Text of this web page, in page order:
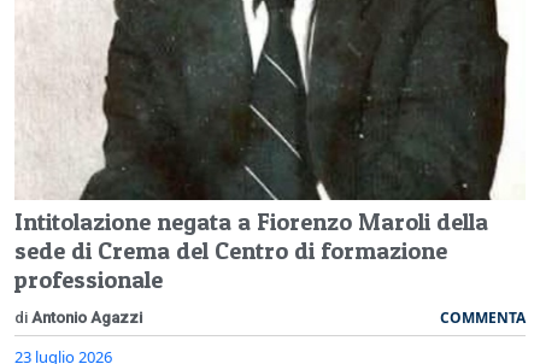
Intitolazione negata a Fiorenzo Maroli della
sede di Crema del Centro di formazione
professionale
di Antonio Agazzi COMMENTA
23 luglio 2026